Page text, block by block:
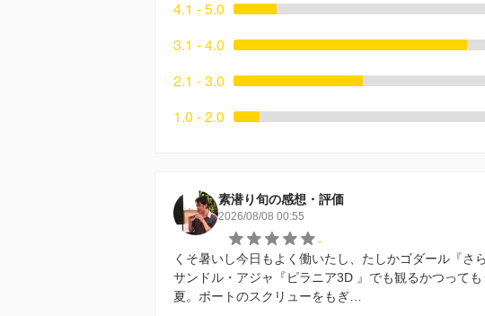
4.1 - 5.0
3.1 - 4.0
2.1 - 3.0
1.0 - 2.0
素潜り旬の感想・評価
2026/08/08 00:55
-
くそ暑いし今日もよく働いたし、たしかゴダール『さ
サンドル・アジャ『ピラニア3D 』でも観るかつって
夏。ボートのスクリューをもぎ…